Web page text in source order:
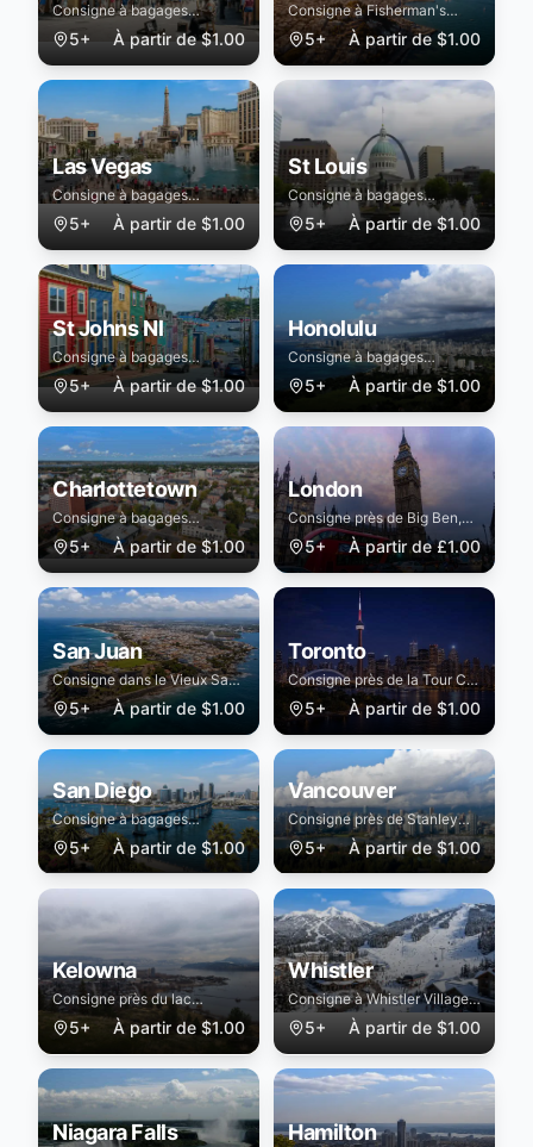
Consigne à bagages
sécurisée à New Orleans
5+ À partir de $1.00
Consigne à Fisherman's
Wharf, Union Square et
Golden Gate
5+ À partir de $1.00
Las Vegas
Consigne à bagages
sécurisée à Las Vegas
5+ À partir de $1.00
St Louis
Consigne à bagages
sécurisée à St Louis
5+ À partir de $1.00
St Johns Nl
Consigne à bagages
sécurisée à St Johns Nl
5+ À partir de $1.00
Honolulu
Consigne à bagages
sécurisée à Honolulu
5+ À partir de $1.00
Charlottetown
Consigne à bagages
sécurisée à Charlottetown
5+ À partir de $1.00
London
Consigne près de Big Ben,
Tower Bridge et Kings Cross
5+ À partir de £1.00
San Juan
Consigne dans le Vieux San
Juan, Condado et port de
croisière
5+ À partir de $1.00
Toronto
Consigne près de la Tour CN,
Distillery District et Union
Station
5+ À partir de $1.00
San Diego
Consigne à bagages
sécurisée à San Diego
5+ À partir de $1.00
Vancouver
Consigne près de Stanley
Park, Gastown et Granville
Island
5+ À partir de $1.00
Kelowna
Consigne près du lac
Okanagan et vignobles
5+ À partir de $1.00
Whistler
Consigne à Whistler Village
et télécabine Creekside
5+ À partir de $1.00
Niagara Falls Hamilton